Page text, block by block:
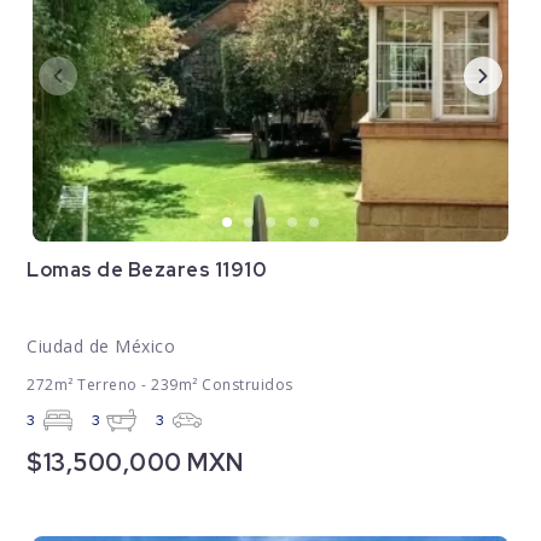
Lomas de Bezares 11910
Ciudad de México
272m² Terreno - 239m² Construidos
3 3 3
$13,500,000 MXN